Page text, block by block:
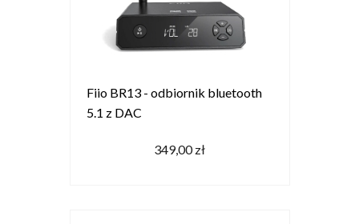
Fiio BR13 - odbiornik bluetooth
5.1 z DAC
349,00 zł